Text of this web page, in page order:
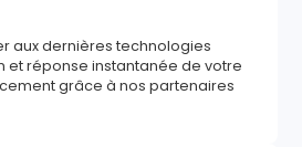
aux dernières technologies
et réponse instantanée de votre
grâce à nos partenaires